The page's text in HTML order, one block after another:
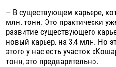
– В существующем карьере,
млн. тонн. Это практически
развитие существующего
новый карьер, на 3,4 млн. Но
этого у нас есть участок
тонн, это предварительно.